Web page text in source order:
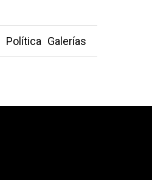
Política Galerías